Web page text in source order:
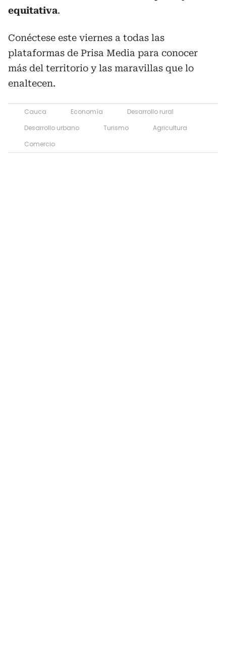
equitativa.
Conéctese este viernes a todas las
plataformas de Prisa Media para conocer
más del territorio y las maravillas que lo
enaltecen.
Cauca Economía
Desarrollo rural
Desarrollo urbano
Turismo
Agricultura
Comercio